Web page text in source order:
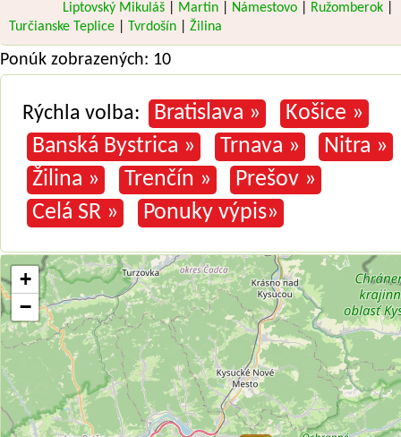
Liptovský Mikuláš
Martin Námestovo Ružomberok
Turčianske Teplice
Tvrdošín Žilina
Ponúk zobrazených: 10
Rýchla volba: Bratislava »
Košice »
Banská Bystrica »
Trnava »
Nitra »
Žilina »
Trenčín »
Prešov »
Celá SR »
Ponuky výpis»
+
−